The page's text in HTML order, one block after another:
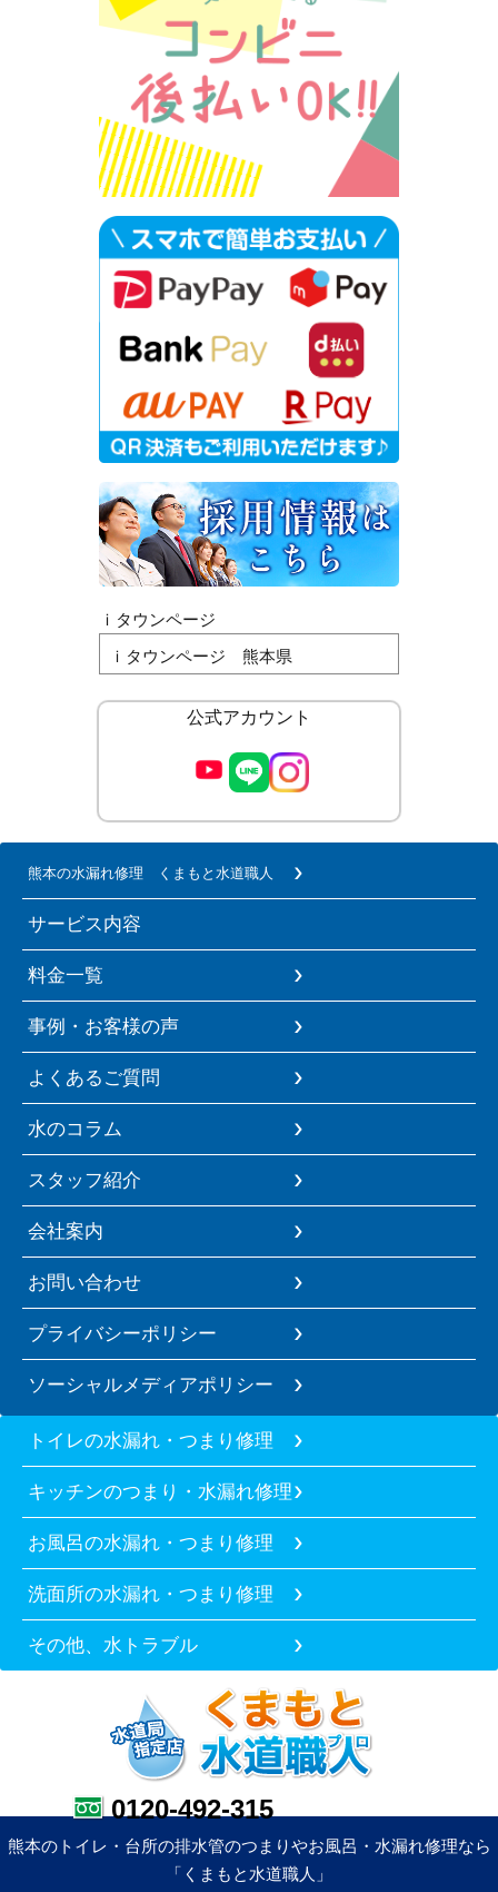
ｉタウンページ
ｉタウンページ 熊本県
公式アカウント
熊本の水漏れ修理 くまもと水道職人
サービス内容
料金一覧
事例・お客様の声
よくあるご質問
水のコラム
スタッフ紹介
会社案内
お問い合わせ
プライバシーポリシー
ソーシャルメディアポリシー
トイレの水漏れ・つまり修理
キッチンのつまり・水漏れ修理
お風呂の水漏れ・つまり修理
洗面所の水漏れ・つまり修理
その他、水トラブル
0120-492-315
熊本のトイレ・台所の排水管のつまりやお風呂・水漏れ修理なら
「くまもと水道職人」